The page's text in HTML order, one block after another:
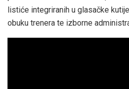
listiće integriranih u glasačke
obuku trenera te izborne